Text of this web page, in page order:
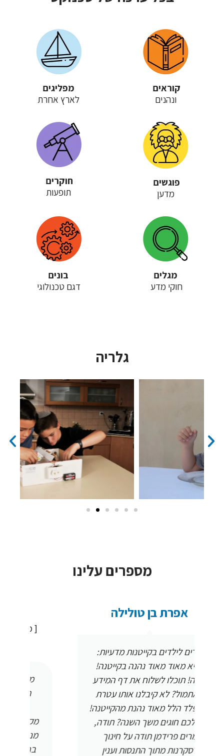
קוראים
ונהנים
מפליגים
לארץ אחרת
פוגשים
מדען
חוקרים
תופעות
מגלים
חוקי מדע
בונים
דגם טכנולוגי
גלריה
מספרים עלינו
מנהלים של בית ספר של החופש
הגדול הפעילות הייתה מעניינת
הילדים חזרו לביתם עם תוצר
מקסים-צוללן היה נחמד מאוד. מור
מנהלת בית ספר של החופש הגדול
בחיפה עשינו את הפעילות הצוללן
איריס